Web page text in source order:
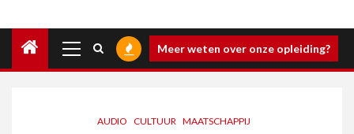
menu
Meer weten over onze opleiding?
AUDIO CULTUUR MAATSCHAPPIJ